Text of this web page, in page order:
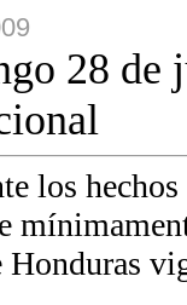
28 de
los